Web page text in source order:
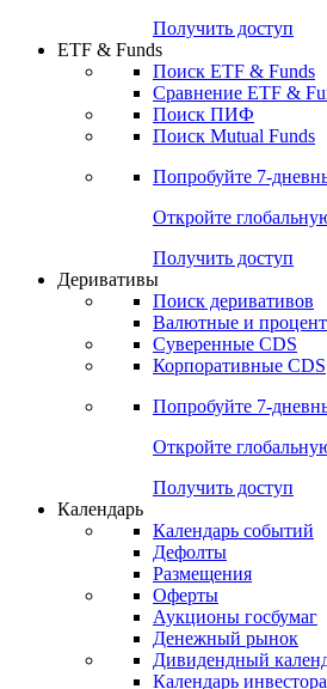
Попробуйте7-
Откройте
Получить доступ
ETF & Funds
Сравнение ETF &
Поиск Mutual Funds
Попробуйте7-
Откройте
Получить доступ
Деривативы
Валютные и
Корпоративные CDS
Попробуйте7-
Откройте
Получить доступ
Календарь
Календарь событий
Дефолты
Размещения
Оферты